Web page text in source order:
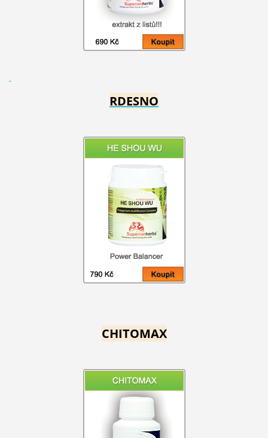
RDESNO
CHITOMAX